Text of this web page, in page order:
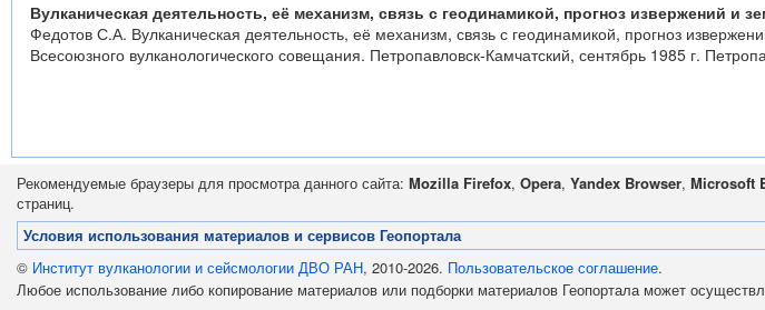
Вулканическая деятельность, её механизм, связь с геодинамикой, прогноз извержений и
Федотов С.А. Вулканическая деятельность, её механизм, связь с геодинамикой, прогноз
Всесоюзного вулканологического совещания. Петропавловск-Камчатский, сентябрь 1985 г.
Рекомендуемые браузеры для просмотра данного сайта: Mozilla Firefox, Opera, Yandex Browser, Microsoft
страниц.
Условия использования материалов и сервисов Геопортала
© Институт вулканологии и сейсмологии ДВО РАН, 2010-2026. Пользовательское соглашение.
Любое использование либо копирование материалов или подборки материалов Геопортала может